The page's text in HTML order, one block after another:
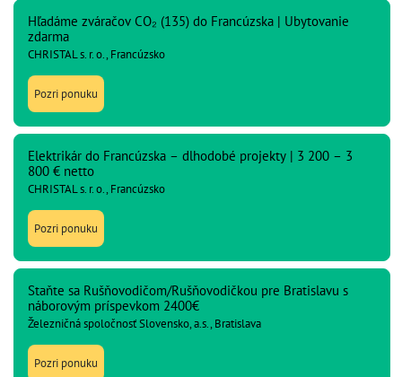
Hľadáme zváračov CO₂ (135) do Francúzska | Ubytovanie
zdarma
CHRISTAL s. r. o., Francúzsko
Pozri ponuku
Elektrikár do Francúzska – dlhodobé projekty | 3 200 – 3
800 € netto
CHRISTAL s. r. o., Francúzsko
Pozri ponuku
Staňte sa Rušňovodičom/Rušňovodičkou pre Bratislavu s
náborovým príspevkom 2400€
Železničná spoločnosť Slovensko, a.s., Bratislava
Pozri ponuku